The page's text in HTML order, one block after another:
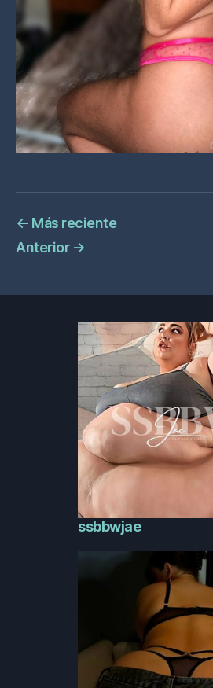
← Más reciente
Anterior →
ssbbwjae